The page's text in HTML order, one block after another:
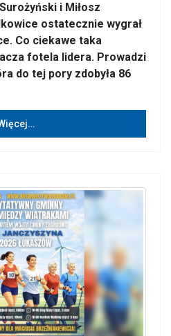
i Miłosz
ostatecznie wygrał
Co ciekawe taka
fotela lidera. Prowadzi
do tej pory zdobyła 86